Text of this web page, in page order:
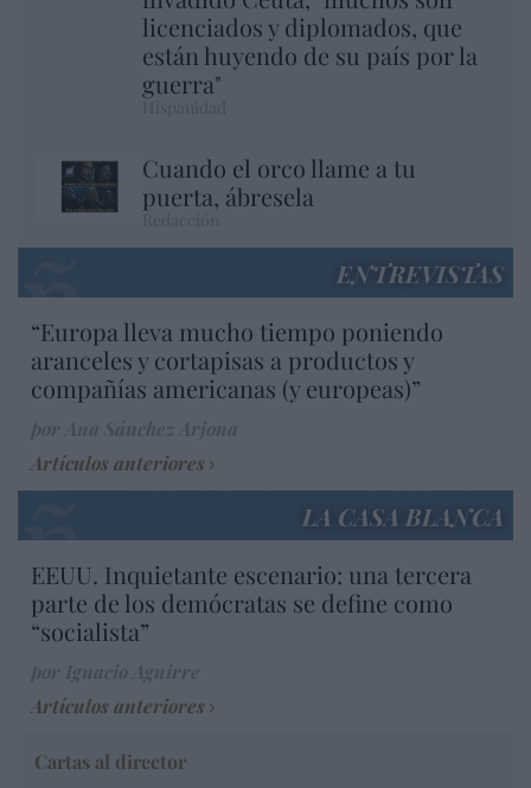
licenciados y diplomados, que
están huyendo de su país por la
guerra"
Cuando el orco llame a tu
puerta, ábresela
ENTREVISTAS
“Europa lleva mucho tiempo poniendo
aranceles y cortapisas a productos y
compañías americanas (y europeas)”
Artículos anteriores
LA CASA BLANCA
EEUU. Inquietante escenario: una tercera
parte de los demócratas se define como
“socialista”
Artículos anteriores
Cartas al director